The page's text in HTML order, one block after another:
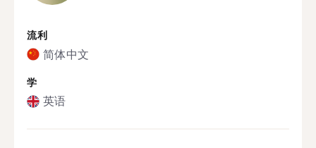
流利
简体中文
学
英语